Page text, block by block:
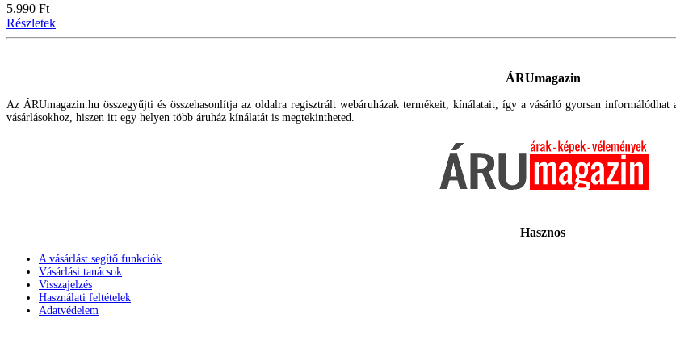
5.990 Ft
Részletek
ÁRUmagazin
Az ÁRUmagazin.hu összegyűjti és összehasonlítja az oldalra regisztrált webáruházak termékeit, kínálatait, így a vásárló gyorsan
vásárlásokhoz, hiszen itt egy helyen több áruház kínálatát is megtekintheted.
Hasznos
A vásárlást segítő funkciók
Vásárlási tanácsok
Visszajelzés
Használati feltételek
Adatvédelem